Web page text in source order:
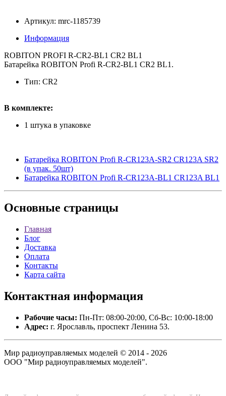
Артикул: mrc-1185739
Информация
ROBITON PROFI R-CR2-BL1 CR2 BL1
Батарейка ROBITON Profi R-CR2-BL1 CR2 BL1.
Тип: CR2
В комплекте:
1 штука в упаковке
Батарейка ROBITON Profi R-CR123A-SR2 CR123A SR2
(в упак. 50шт)
Батарейка ROBITON Profi R-CR123A-BL1 CR123A BL1
Основные страницы
Главная
Блог
Доставка
Оплата
Контакты
Карта сайта
Контактная информация
Рабочие часы: Пн-Пт: 08:00-20:00, Сб-Вс: 10:00-18:00
Адрес: г. Ярославль, проспект Ленина 53.
Мир радиоуправляемых моделей © 2014 - 2026
ООО "Мир радиоуправляемых моделей".